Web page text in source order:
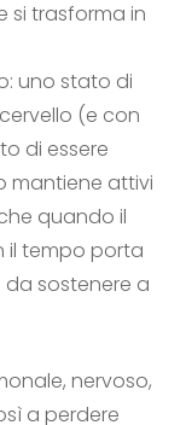
si trasforma in
uno stato di
(e con
di essere
mantiene attivi
quando il
il tempo porta
da sostenere a
nervoso,
a perdere